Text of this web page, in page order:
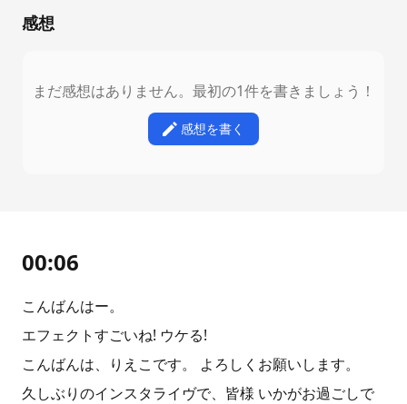
感想
まだ感想はありません。最初の1件を書きましょう！
感想を書く
00:06
こんばんはー。
エフェクトすごいね! ウケる!
こんばんは、りえこです。 よろしくお願いします。
久しぶりのインスタライヴで、皆様 いかがお過ごしで